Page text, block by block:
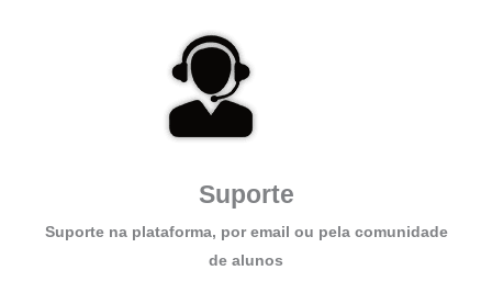
Suporte
Suporte na plataforma, por email ou pela comunidade
de alunos